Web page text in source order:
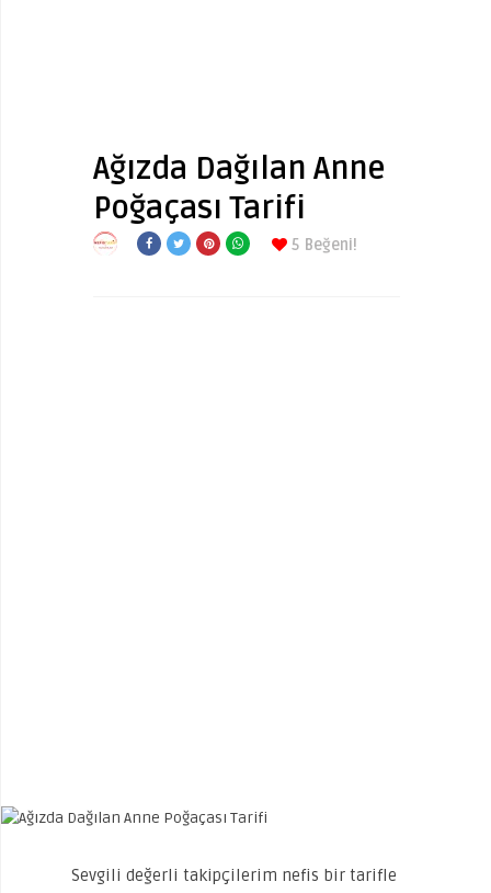
Ağızda Dağılan Anne
Poğaçası Tarifi
5 Beğeni!
Sevgili değerli takipçilerim nefis bir tarifle